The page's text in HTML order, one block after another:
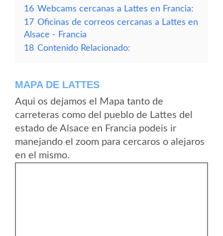
16 Webcams cercanas a Lattes en Francia:
17 Oficinas de correos cercanas a Lattes en
Alsace - Francia
18 Contenido Relacionado:
MAPA DE LATTES
Aqui os dejamos el Mapa tanto de
carreteras como del pueblo de Lattes del
estado de Alsace en Francia podeis ir
manejando el zoom para cercaros o alejaros
en el mismo.